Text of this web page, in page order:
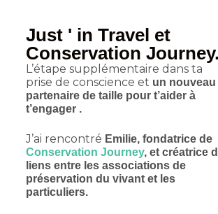
Just ' in Travel et
Conservation Journey.
L’étape supplémentaire dans ta
prise de conscience et un nouveau
partenaire de taille pour t’aider à
t’engager .
J’ai rencontré Emilie, fondatrice de
Conservation Journey, et créatrice
liens entre les associations de
préservation du vivant et les
particuliers.